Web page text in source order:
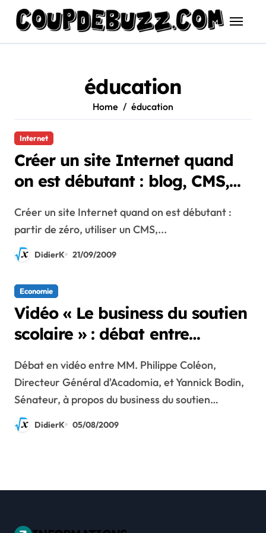
content
éducation
Home éducation
Internet
Créer un site Internet quand
on est débutant : blog, CMS,
Créer un site Internet quand on est débutant :
partir de zéro, utiliser un CMS,...
DidierK 21/09/2009
Economie
Vidéo « Le business du soutien
scolaire » : débat entre
Débat en vidéo entre MM. Philippe Coléon,
Directeur Général d'Acadomia, et Yannick Bodin,
Sénateur, à propos du business du soutien…
DidierK 05/08/2009